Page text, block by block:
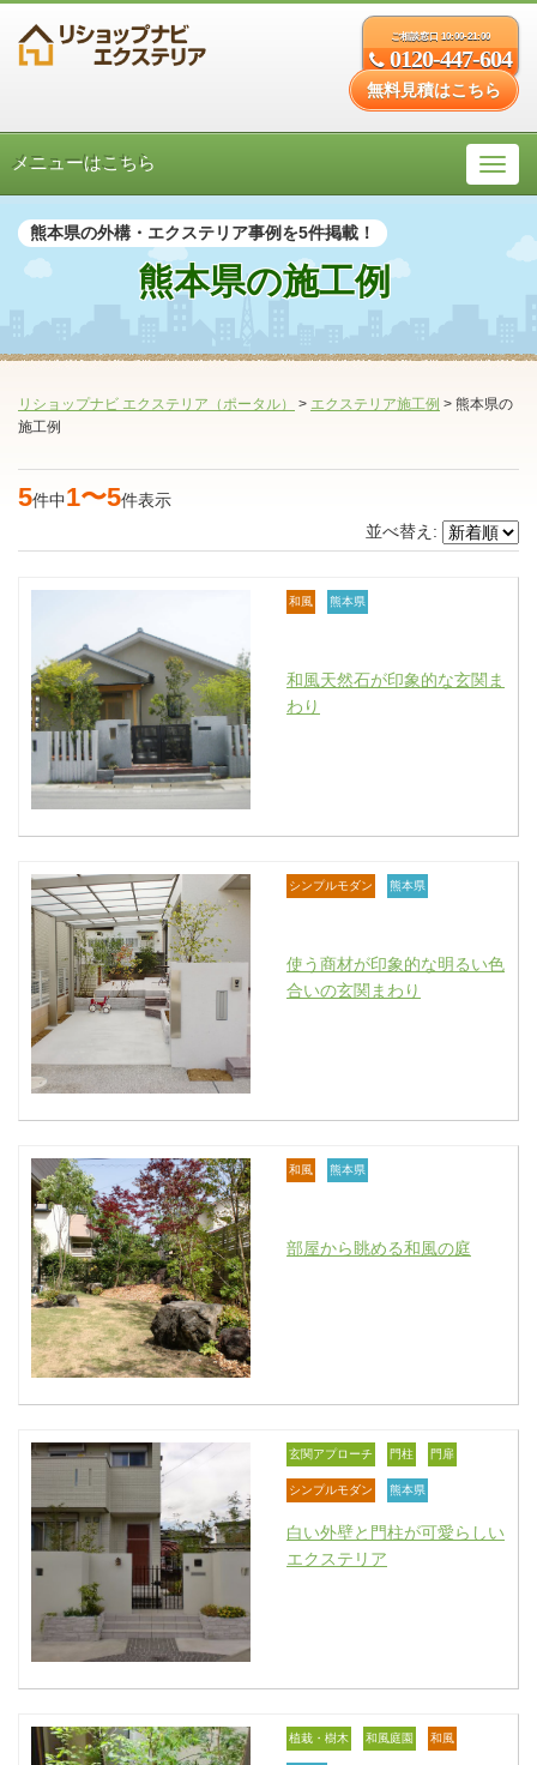
ご相談窓口 10:00-21:00
0120-447-604
無料見積はこちら
メニューはこちら
熊本県の外構・エクステリア事例を5件掲載！
熊本県の施工例
リショップナビ エクステリア（ポータル） > エクステリア施工例 > 熊本県の
施工例
5件中1〜5件表示
並べ替え:
和風 熊本県
和風天然石が印象的な玄関ま
わり
シンプルモダン 熊本県
使う商材が印象的な明るい色
合いの玄関まわり
和風 熊本県
部屋から眺める和風の庭
玄関アプローチ 門柱 門扉
シンプルモダン 熊本県
白い外壁と門柱が可愛らしい
エクステリア
植栽・樹木 和風庭園 和風